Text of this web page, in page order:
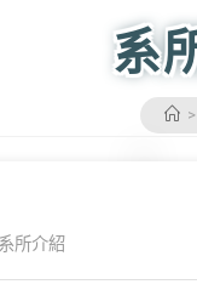
系
>
系所介紹